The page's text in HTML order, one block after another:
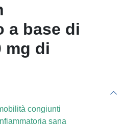
a base di
mg di
congiunti
sana